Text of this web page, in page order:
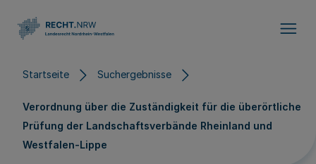
Startseite Suchergebnisse
Verordnung über die Zuständigkeit für die überörtliche
Prüfung der Landschaftsverbände Rheinland und
Westfalen-Lippe